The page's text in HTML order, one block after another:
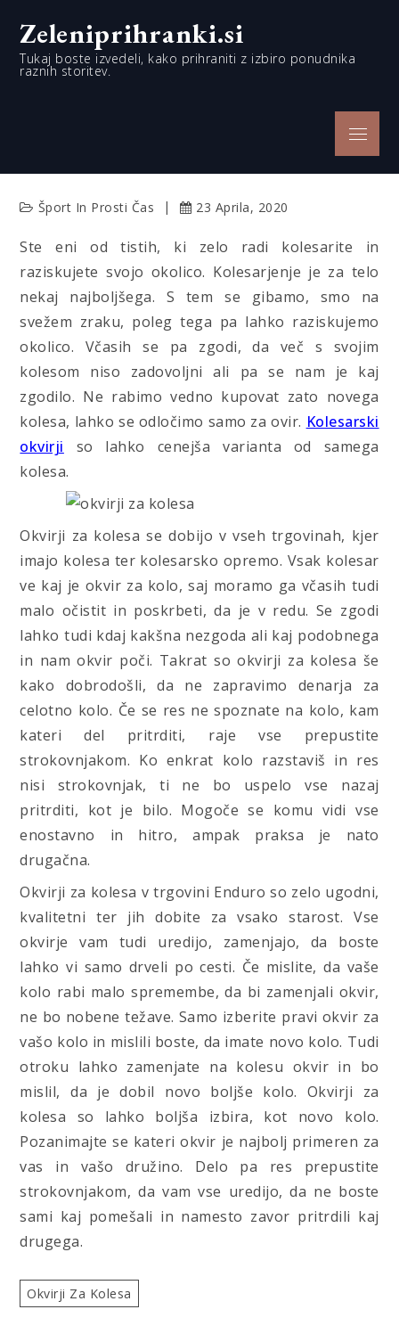
content
Zeleniprihranki.si
Tukaj boste izvedeli, kako prihraniti z izbiro ponudnika
raznih storitev.
Menu
Šport In Prosti Čas 23 Aprila, 2020
Ste eni od tistih, ki zelo radi kolesarite in
raziskujete svojo okolico. Kolesarjenje je za telo
nekaj najboljšega. S tem se gibamo, smo na
svežem zraku, poleg tega pa lahko raziskujemo
okolico. Včasih se pa zgodi, da več s svojim
kolesom niso zadovoljni ali pa se nam je kaj
zgodilo. Ne rabimo vedno kupovat zato novega
kolesa, lahko se odločimo samo za ovir. Kolesarski
okvirji so lahko cenejša varianta od samega
kolesa.
Okvirji za kolesa se dobijo v vseh trgovinah, kjer
imajo kolesa ter kolesarsko opremo. Vsak kolesar
ve kaj je okvir za kolo, saj moramo ga včasih tudi
malo očistit in poskrbeti, da je v redu. Se zgodi
lahko tudi kdaj kakšna nezgoda ali kaj podobnega
in nam okvir poči. Takrat so okvirji za kolesa še
kako dobrodošli, da ne zapravimo denarja za
celotno kolo. Če se res ne spoznate na kolo, kam
kateri del pritrditi, raje vse prepustite
strokovnjakom. Ko enkrat kolo razstaviš in res
nisi strokovnjak, ti ne bo uspelo vse nazaj
pritrditi, kot je bilo. Mogoče se komu vidi vse
enostavno in hitro, ampak praksa je nato
drugačna.
Okvirji za kolesa v trgovini Enduro so zelo ugodni,
kvalitetni ter jih dobite za vsako starost. Vse
okvirje vam tudi uredijo, zamenjajo, da boste
lahko vi samo drveli po cesti. Če mislite, da vaše
kolo rabi malo spremembe, da bi zamenjali okvir,
ne bo nobene težave. Samo izberite pravi okvir za
vašo kolo in mislili boste, da imate novo kolo. Tudi
otroku lahko zamenjate na kolesu okvir in bo
mislil, da je dobil novo boljše kolo. Okvirji za
kolesa so lahko boljša izbira, kot novo kolo.
Pozanimajte se kateri okvir je najbolj primeren za
vas in vašo družino. Delo pa res prepustite
strokovnjakom, da vam vse uredijo, da ne boste
sami kaj pomešali in namesto zavor pritrdili kaj
drugega.
Okvirji Za Kolesa